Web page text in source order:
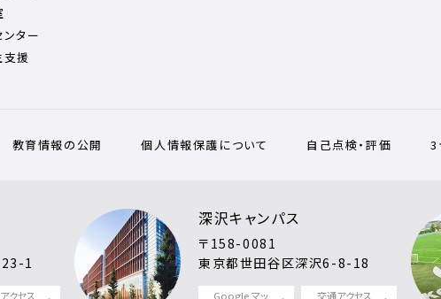
ター
援
教育情報の公開 個人情報保護について 自己点検・評価 3
1
クセス
深沢キャンパス
〒158-0081
東京都世田谷区深沢6-8-18
Google マッ 交通アクセス